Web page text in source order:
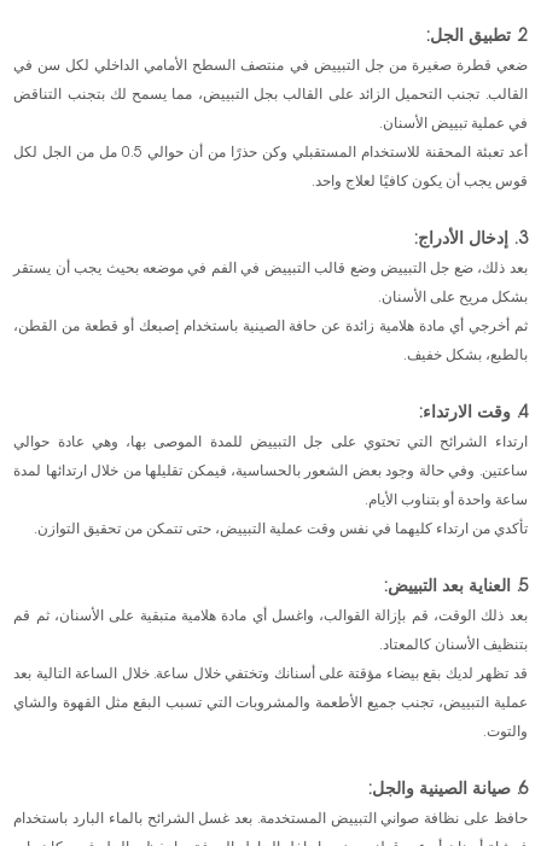
2. تطبيق الجل:
ضعي قطرة صغيرة من جل التبييض في منتصف السطح الأمامي الداخلي لكل سن في
القالب. تجنب التحميل الزائد على القالب بجل التبييض، مما يسمح لك بتجنب التناقض
في عملية تبييض الأسنان.
أعد تعبئة المحقنة للاستخدام المستقبلي وكن حذرًا من أن حوالي 0.5 مل من الجل لكل
قوس يجب أن يكون كافيًا لعلاج واحد.
3. إدخال الأدراج:
بعد ذلك، ضع جل التبييض وضع قالب التبييض في الفم في موضعه بحيث يجب أن يستقر
بشكل مريح على الأسنان.
ثم أخرجي أي مادة هلامية زائدة عن حافة الصينية باستخدام إصبعك أو قطعة من القطن،
بالطبع، بشكل خفيف.
4. وقت الارتداء:
ارتداء الشرائح التي تحتوي على جل التبييض للمدة الموصى بها، وهي عادة حوالي
ساعتين. وفي حالة وجود بعض الشعور بالحساسية، فيمكن تقليلها من خلال ارتدائها لمدة
ساعة واحدة أو بتناوب الأيام.
تأكدي من ارتداء كليهما في نفس وقت عملية التبييض، حتى تتمكن من تحقيق التوازن.
5. العناية بعد التبييض:
بعد ذلك الوقت، قم بإزالة القوالب، واغسل أي مادة هلامية متبقية على الأسنان، ثم قم
بتنظيف الأسنان كالمعتاد.
قد تظهر لديك بقع بيضاء مؤقتة على أسنانك وتختفي خلال ساعة. خلال الساعة التالية بعد
عملية التبييض، تجنب جميع الأطعمة والمشروبات التي تسبب البقع مثل القهوة والشاي
والتوت.
6. صيانة الصينية والجل:
حافظ على نظافة صواني التبييض المستخدمة. بعد غسل الشرائح بالماء البارد باستخدام